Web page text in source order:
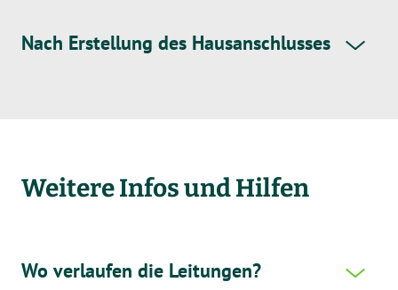
Nach Erstellung des Hausanschlusses
Weitere Infos und Hilfen
Wo verlaufen die Leitungen?